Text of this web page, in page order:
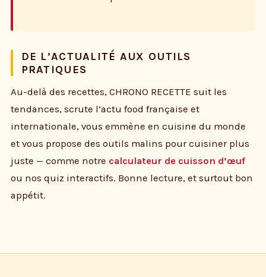
DE L’ACTUALITÉ AUX OUTILS
PRATIQUES
Au-delà des recettes, CHRONO RECETTE suit les
tendances, scrute l’actu food française et
internationale, vous emmène en cuisine du monde
et vous propose des outils malins pour cuisiner plus
juste — comme notre calculateur de cuisson d’œuf
ou nos quiz interactifs. Bonne lecture, et surtout bon
appétit.